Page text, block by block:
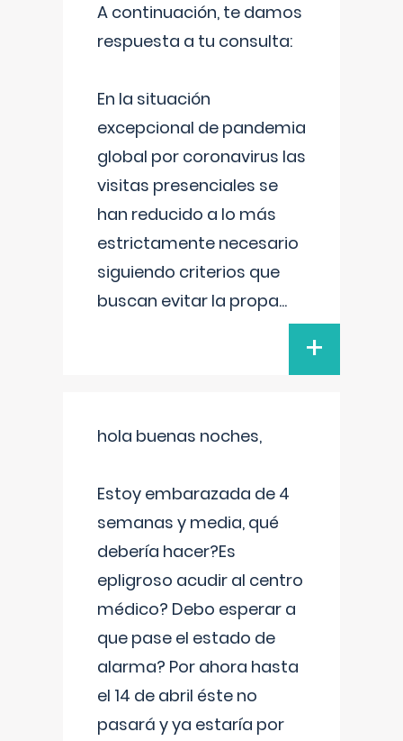
A continuación, te damos
respuesta a tu consulta:
En la situación
excepcional de pandemia
global por coronavirus las
visitas presenciales se
han reducido a lo más
estrictamente necesario
siguiendo criterios que
buscan evitar la propa...
+
hola buenas noches,
Estoy embarazada de 4
semanas y media, qué
debería hacer?Es
epligroso acudir al centro
médico? Debo esperar a
que pase el estado de
alarma? Por ahora hasta
el 14 de abril éste no
pasará y ya estaría por